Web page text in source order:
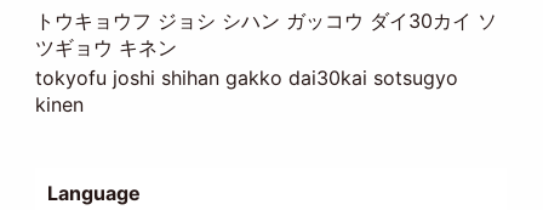
トウキョウフ ジョシ シハン ガッコウ ダイ30カイ ソ
ツギョウ キネン
tokyofu joshi shihan gakko dai30kai sotsugyo
kinen
Language